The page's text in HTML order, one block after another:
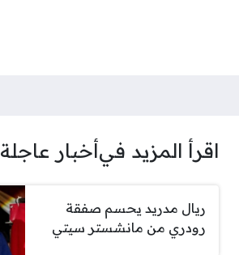
اقرأ المزيد فيأخبار عاجلة
ريال مدريد يحسم صفقة
رودري من مانشستر سيتي